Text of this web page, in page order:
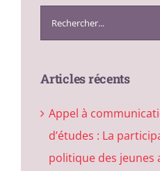
Search
for:
Articles récents
Appel à
d’études : La
politique des jeunes